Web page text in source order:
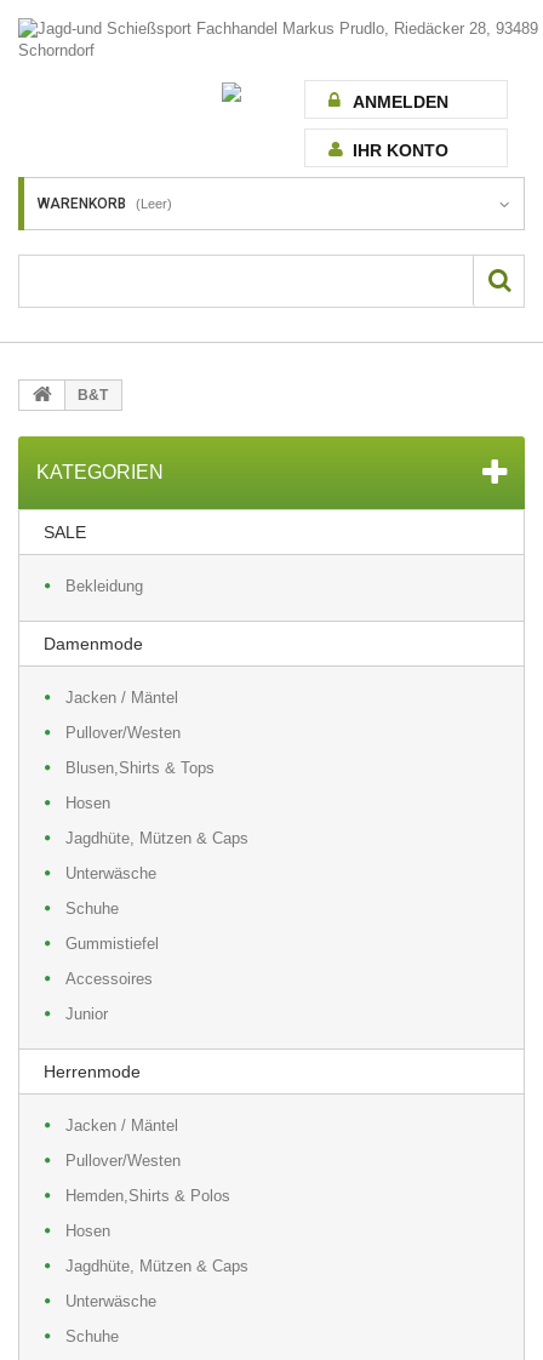
ANMELDEN
IHR KONTO
WARENKORB (Leer)
B&T
KATEGORIEN
SALE
Bekleidung
Damenmode
Jacken / Mäntel
Pullover/Westen
Blusen,Shirts & Tops
Hosen
Jagdhüte, Mützen & Caps
Unterwäsche
Schuhe
Gummistiefel
Accessoires
Junior
Herrenmode
Jacken / Mäntel
Pullover/Westen
Hemden,Shirts & Polos
Hosen
Jagdhüte, Mützen & Caps
Unterwäsche
Schuhe